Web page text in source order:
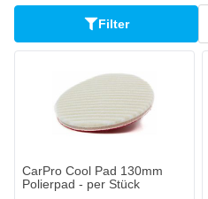
Filter
CarPro Cool Pad 130mm
Polierpad - per Stück